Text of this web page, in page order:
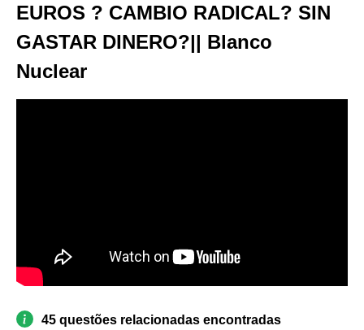
EUROS ? CAMBIO RADICAL? SIN
GASTAR DINERO?|| Blanco
Nuclear
45 questões relacionadas encontradas